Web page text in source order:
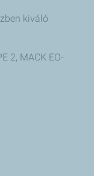
kiváló
2, MACK EO-